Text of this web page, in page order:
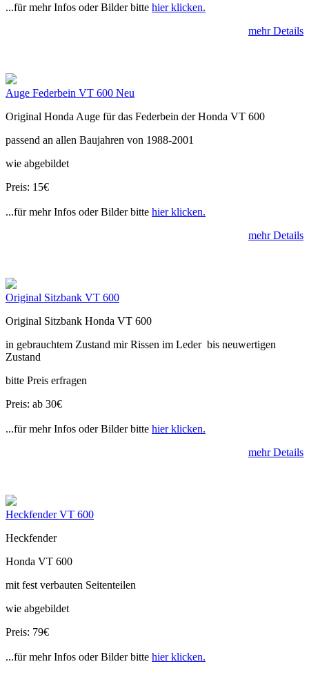
...für mehr Infos oder Bilder bitte hier klicken.
mehr Details
Auge Federbein VT 600 Neu
Original Honda Auge für das Federbein der Honda VT 600
passend an allen Baujahren von 1988-2001
wie abgebildet
Preis: 15€
...für mehr Infos oder Bilder bitte hier klicken.
mehr Details
Original Sitzbank VT 600
Original Sitzbank Honda VT 600
in gebrauchtem Zustand mir Rissen im Leder bis neuwertigen
Zustand
bitte Preis erfragen
Preis: ab 30€
...für mehr Infos oder Bilder bitte hier klicken.
mehr Details
Heckfender VT 600
Heckfender
Honda VT 600
mit fest verbauten Seitenteilen
wie abgebildet
Preis: 79€
...für mehr Infos oder Bilder bitte hier klicken.